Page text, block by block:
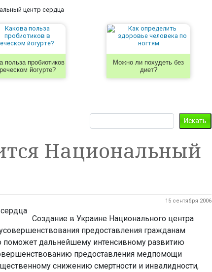
центр сердца
польза пробиотиков
йогурте?
Можно ли похудеть без
диет?
Национальный
15 сентября 2006
Создание в Украине Национального центра
предоставления гражданам
поможет дальнейшему интенсивному развитию
предоставления медпомощи
снижению смертности и инвалидности,